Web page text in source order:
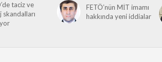
taciz ve
skandalları
FETÖ’nün MİT imamı
hakkında yeni iddialar